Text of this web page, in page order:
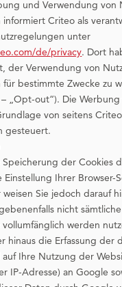
und Verwendung von
Criteo als
unter
de/privacy. Dort
der Verwendung von
bestimmte Zwecke zu
– „Opt-out“). Die
von seitens
gesteuert.
der Cookies
Ihrer Browser-
Sie jedoch darauf
nicht
werden
hinaus die Erfassung der
Ihre Nutzung der
IP-Adresse) an Google